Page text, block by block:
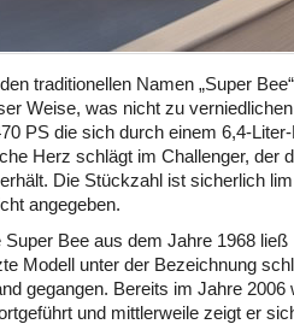
traditionellen Namen „Super
Weise, was nicht zu
PS die sich durch einem 6,4-
Herz schlägt im Challenger, der
Die Stückzahl ist sicherlich
angegeben.
Bee aus dem Jahre 1968 ließ
Modell unter der Bezeichnung
gegangen. Bereits im Jahre 2006
und mittlerweile zeigt er